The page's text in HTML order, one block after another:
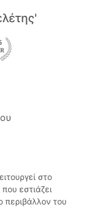
στο
εστιάζει
του